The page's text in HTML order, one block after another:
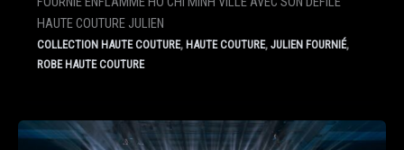
HAUTE COUTURE JULIEN
COLLECTION HAUTE COUTURE, HAUTE COUTURE, JULIEN FOURNIÉ,
ROBE HAUTE COUTURE